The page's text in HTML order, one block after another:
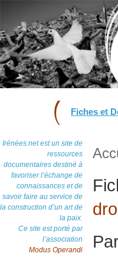
Fiches et
Irénées.net est un site de
ressources
documentaires destiné à
favoriser l’échange de
connaissances et de
savoir faire au service de
la construction d’un art de
la paix.
Ce site est porté par
l’association
Modus Operandi